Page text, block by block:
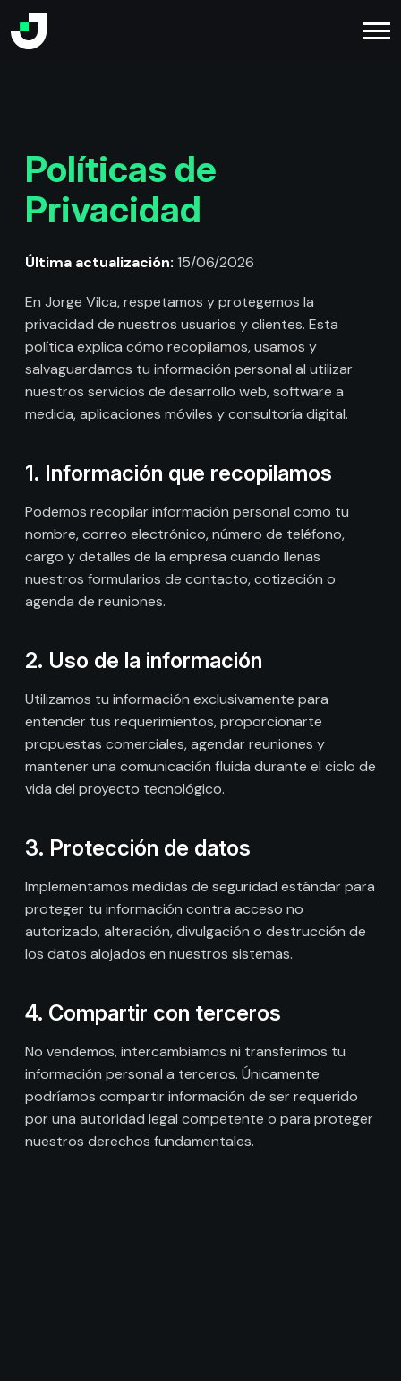
Políticas de
Privacidad
Última actualización: 15/06/2026
En Jorge Vilca, respetamos y protegemos la
privacidad de nuestros usuarios y clientes. Esta
política explica cómo recopilamos, usamos y
salvaguardamos tu información personal al utilizar
nuestros servicios de desarrollo web, software a
medida, aplicaciones móviles y consultoría digital.
1. Información que recopilamos
Podemos recopilar información personal como tu
nombre, correo electrónico, número de teléfono,
cargo y detalles de la empresa cuando llenas
nuestros formularios de contacto, cotización o
agenda de reuniones.
2. Uso de la información
Utilizamos tu información exclusivamente para
entender tus requerimientos, proporcionarte
propuestas comerciales, agendar reuniones y
mantener una comunicación fluida durante el ciclo de
vida del proyecto tecnológico.
3. Protección de datos
Implementamos medidas de seguridad estándar para
proteger tu información contra acceso no
autorizado, alteración, divulgación o destrucción de
los datos alojados en nuestros sistemas.
4. Compartir con terceros
No vendemos, intercambiamos ni transferimos tu
información personal a terceros. Únicamente
podríamos compartir información de ser requerido
por una autoridad legal competente o para proteger
nuestros derechos fundamentales.